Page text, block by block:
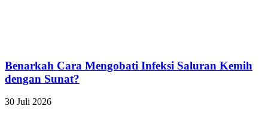
Benarkah Cara Mengobati Infeksi Saluran Kemih
dengan Sunat?
30 Juli 2026